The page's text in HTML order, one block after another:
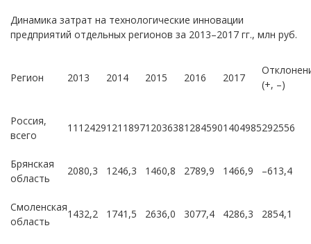
Динамика затрат на технологические инновации
предприятий отдельных регионов за 2013–2017 гг., млн руб.
Регион 2013 2014 2015 2016 2017
(+, –)
Россия,
всего
11124291211897120363812845901404985292556
Брянская
область
2080,3 1246,3 1460,8 2789,9 1466,9 –613,4
Смоленская
область
1432,2 1741,5 2636,0 3077,4 4286,3 2854,1